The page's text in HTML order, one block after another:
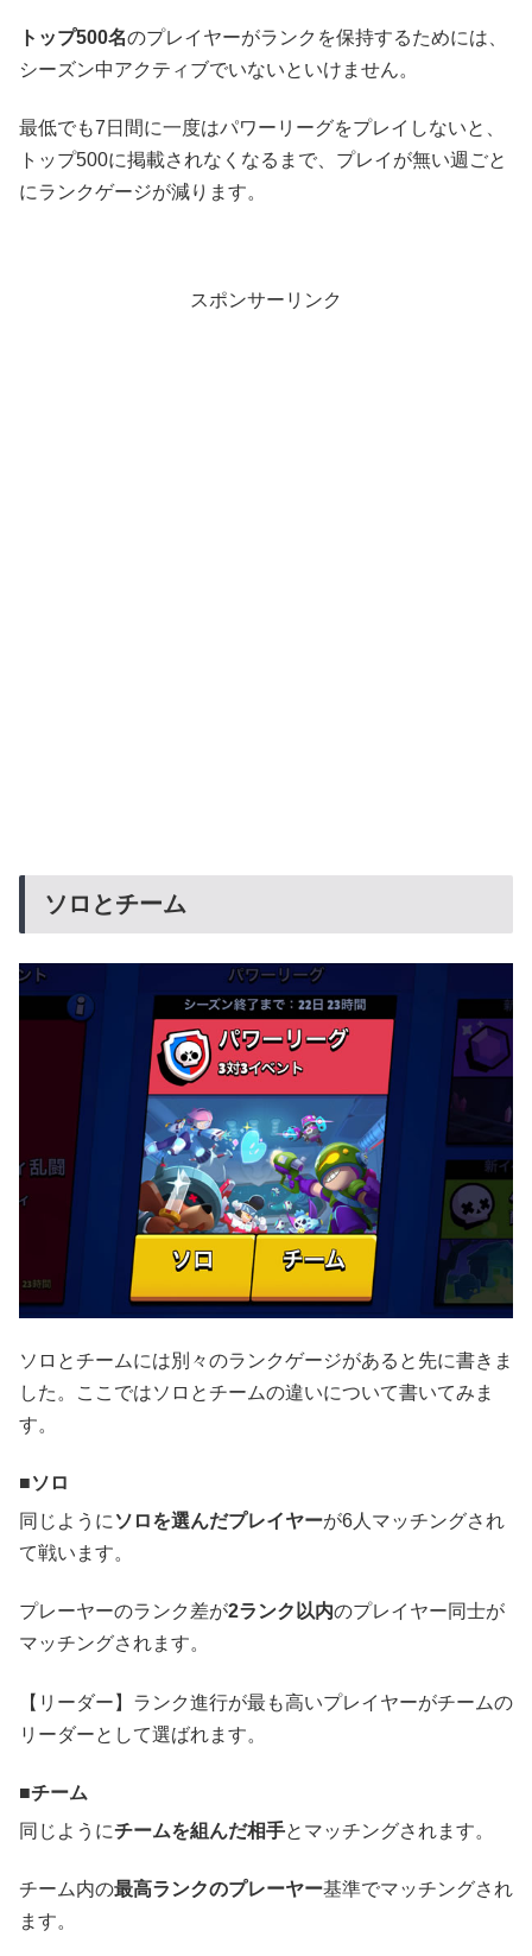
トップ500名のプレイヤーがランクを保持するためには、
シーズン中アクティブでいないといけません。
最低でも7日間に一度はパワーリーグをプレイしないと、
トップ500に掲載されなくなるまで、プレイが無い週ごと
にランクゲージが減ります。
スポンサーリンク
ソロとチーム
ソロとチームには別々のランクゲージがあると先に書きま
した。ここではソロとチームの違いについて書いてみま
す。
ソロ
同じように ソロを選んだプレイヤーが6人マッチングされ
て戦います。
プレーヤーのランク差が2ランク以内のプレイヤー同士が
マッチングされます。
【リーダー】ランク進行が最も高いプレイヤーがチームの
リーダーとして選ばれます。
チーム
同じようにチームを組んだ相手とマッチングされます。
チーム内の最高ランクのプレーヤー基準でマッチングされ
ます。